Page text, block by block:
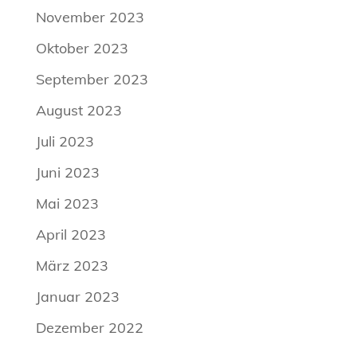
November 2023
Oktober 2023
September 2023
August 2023
Juli 2023
Juni 2023
Mai 2023
April 2023
März 2023
Januar 2023
Dezember 2022